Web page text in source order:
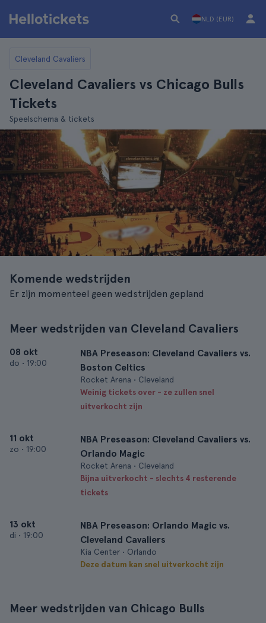
NLD (EUR)
Cleveland Cavaliers
Cleveland Cavaliers vs Chicago Bulls
Tickets
Speelschema & tickets
Komende wedstrijden
Er zijn momenteel geen wedstrijden gepland
Meer wedstrijden van Cleveland Cavaliers
08 okt
do • 19:00
NBA Preseason: Cleveland Cavaliers vs.
Boston Celtics
Rocket Arena • Cleveland
Weinig tickets over - ze zullen snel
uitverkocht zijn
11 okt
zo • 19:00
NBA Preseason: Cleveland Cavaliers vs.
Orlando Magic
Rocket Arena • Cleveland
Bijna uitverkocht - slechts 4 resterende
tickets
13 okt
di • 19:00
NBA Preseason: Orlando Magic vs.
Cleveland Cavaliers
Kia Center • Orlando
Deze datum kan snel uitverkocht zijn
Meer wedstrijden van Chicago Bulls